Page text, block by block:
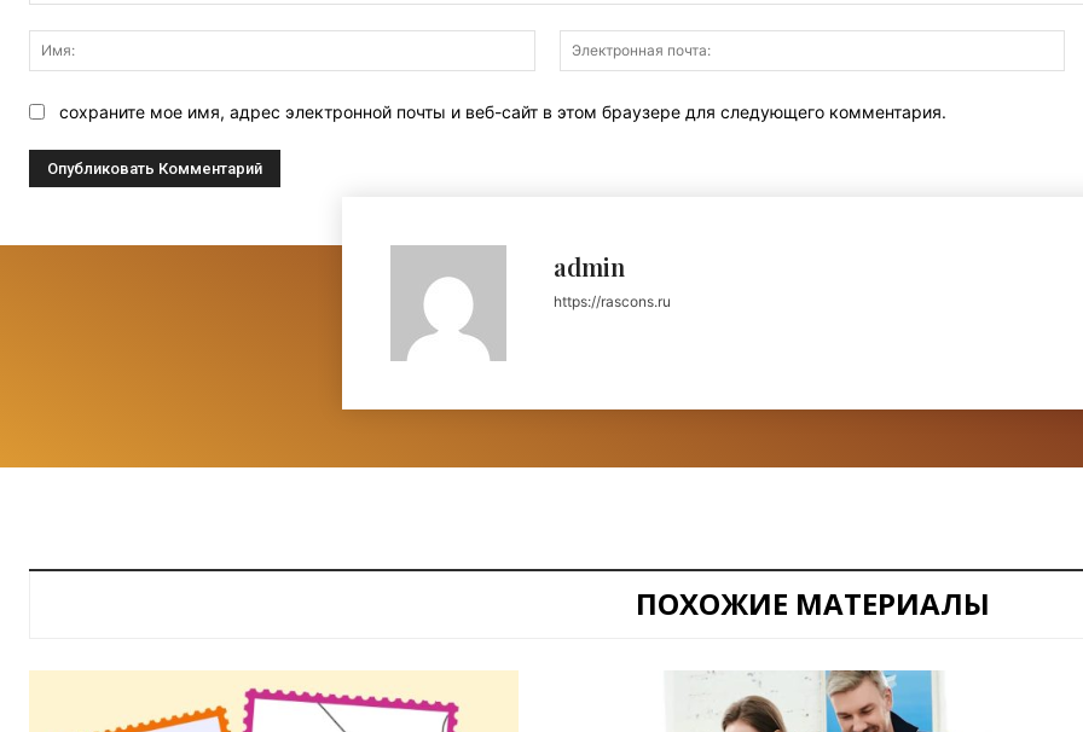
Имя:
сохраните мое имя, адрес электронной почты и веб-сайт в этом браузере для следующего комментария.
admin
https://rascons.ru
ПОХОЖИЕ МАТЕРИАЛЫ